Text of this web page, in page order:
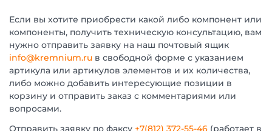
Если вы хотите приобрести какой либо компонент или
компоненты, получить техническую консультацию, вам
нужно отправить заявку на наш почтовый ящик
info@kremnium.ru в свободной форме с указанием
артикула или артикулов элементов и их количества,
либо можно добавить интересующие позиции в
корзину и отправить заказ с комментариями или
вопросами.
Отправить заявку по факсу +7(812) 372-55-46 (работает в